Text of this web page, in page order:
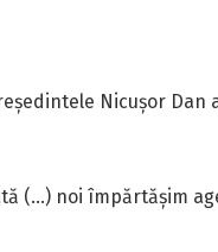
Nicușor Dan
(…) noi împărtășim